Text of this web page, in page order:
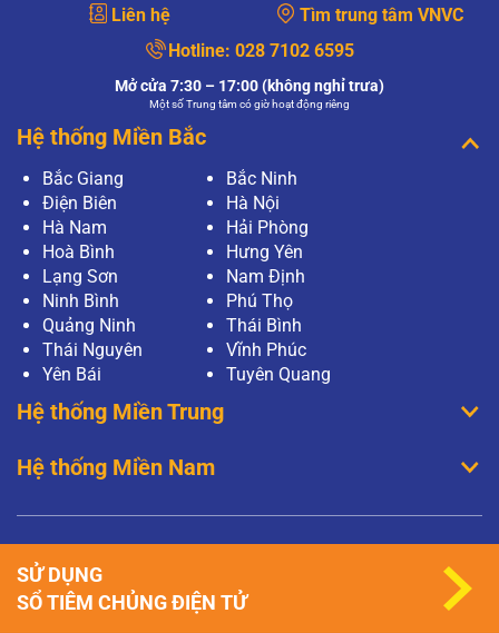
Liên hệ
Tìm trung tâm VNVC
Hotline: 028 7102 6595
Mở cửa 7:30 – 17:00 (không nghỉ trưa)
Một số Trung tâm có giờ hoạt động riêng
Hệ thống Miền Bắc
Bắc Giang
Bắc Ninh
Điện Biên
Hà Nội
Hà Nam
Hải Phòng
Hoà Bình
Hưng Yên
Lạng Sơn
Nam Định
Ninh Bình
Phú Thọ
Quảng Ninh
Thái Bình
Thái Nguyên
Vĩnh Phúc
Yên Bái
Tuyên Quang
Hệ thống Miền Trung
Hệ thống Miền Nam
SỬ DỤNG
SỔ TIÊM CHỦNG ĐIỆN TỬ